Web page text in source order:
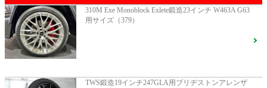
2024年モデル 車検2027年01月 走行8,500km
R231 SL400 ロルフハルトゲ20インチアルミホイール
310M Exe Monoblock Exlete鍛造23インチ W463A G63
用サイズ（379）
TWS鍛造19インチ247GLA用ブリヂストンアレンザ